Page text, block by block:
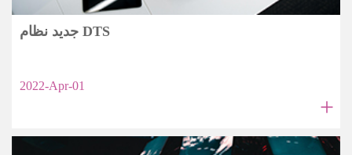
جديد نظام DTS
2022-Apr-01
+